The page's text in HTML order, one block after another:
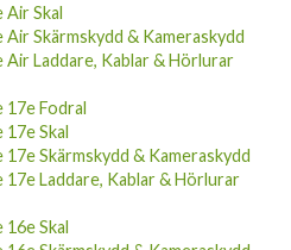
Air Skal
Air Skärmskydd & Kameraskydd
Air Laddare, Kablar & Hörlurar
17e Fodral
17e Skal
17e Skärmskydd & Kameraskydd
17e Laddare, Kablar & Hörlurar
16e Skal